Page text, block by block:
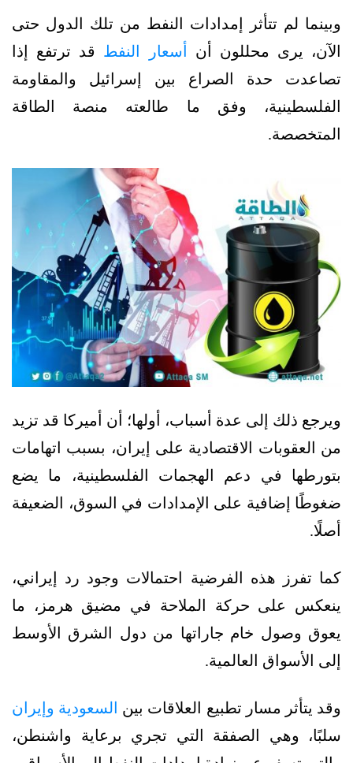
وبينما لم تتأثر إمدادات النفط من تلك الدول حتى
الآن، يرى محللون أن
أسعار النفط قد ترتفع إذا
تصاعدت حدة الصراع بين إسرائيل والمقاومة
الفلسطينية، وفق ما طالعته منصة الطاقة
المتخصصة.
ويرجع ذلك إلى عدة أسباب، أولها؛ أن أميركا قد تزيد
من العقوبات الاقتصادية على إيران، بسبب اتهامات
بتورطها في دعم الهجمات الفلسطينية، ما يضع
ضغوطًا إضافية على الإمدادات في السوق، الضعيفة
أصلًا.
كما تفرز هذه الفرضية احتمالات وجود رد إيراني،
ينعكس على حركة الملاحة في مضيق هرمز، ما
يعوق وصول خام جاراتها من دول الشرق الأوسط
إلى الأسواق العالمية.
وقد يتأثر مسار تطبيع العلاقات بين السعودية وإيران
سلبًا، وهي الصفقة التي تجري برعاية واشنطن،